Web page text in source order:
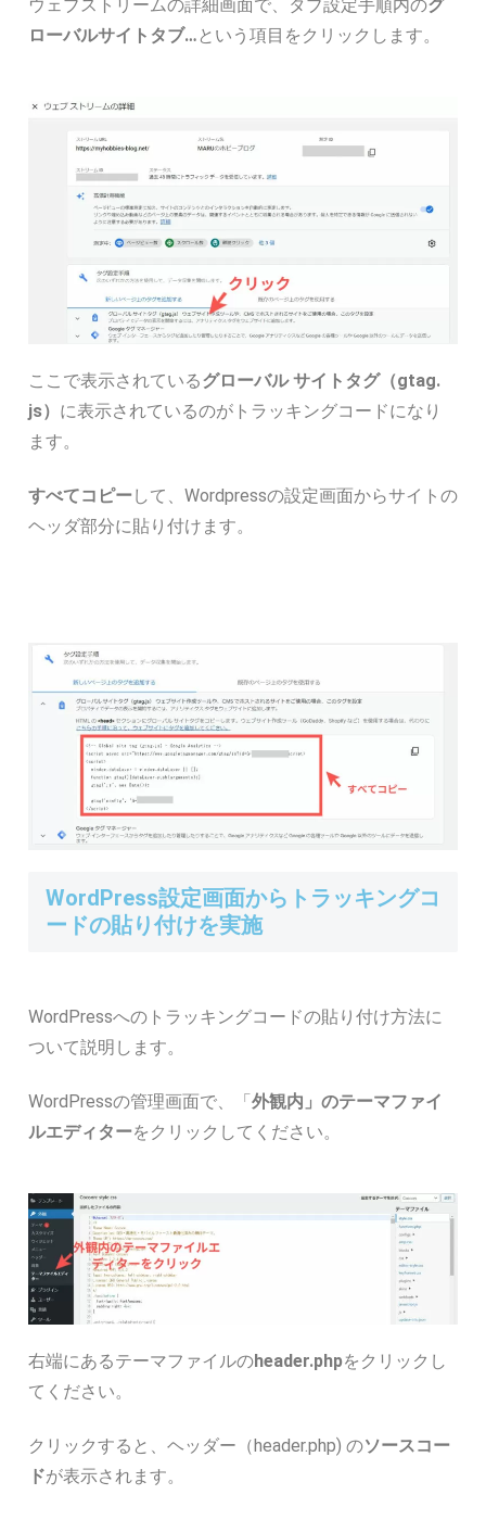
ウェブストリームの詳細画面で、タブ設定手順内のグ
ローバルサイトタブ… という項目をクリックします。
ここで表示されているグローバル サイトタグ（gtag.
js） に表示されているのがトラッキングコードになり
ます。
すべてコピーして、Wordpressの設定画面からサイトの
ヘッダ部分に貼り付けます。
WordPress設定画面からトラッキングコ
ードの貼り付けを実施
WordPressへのトラッキングコードの貼り付け方法に
ついて説明します。
WordPressの管理画面で、「外観内」のテーマファイ
ルエディターをクリックしてください。
右端にあるテーマファイルのheader.phpをクリックし
てください。
クリックすると、ヘッダー（header.php) のソースコー
ドが表示されます。